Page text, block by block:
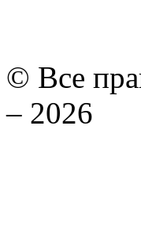
© Все
– 2026